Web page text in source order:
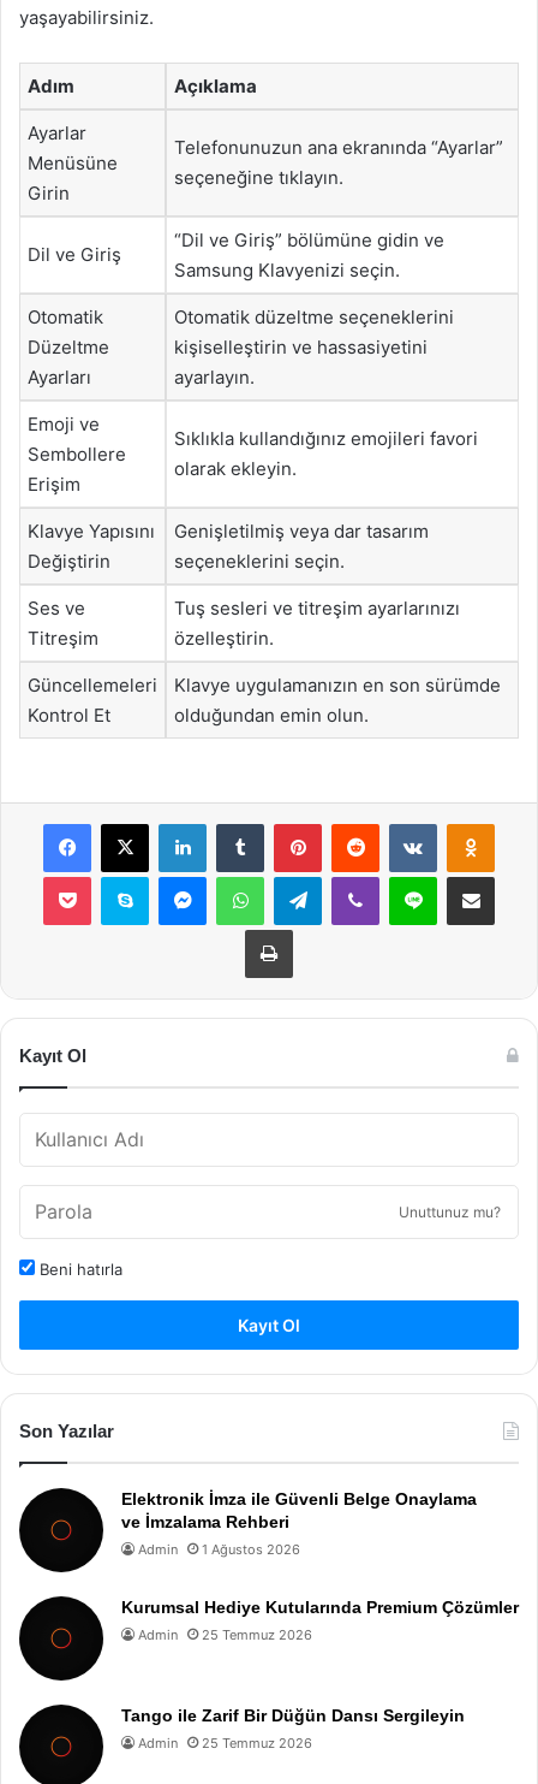
yaşayabilirsiniz.
Adım Açıklama
Ayarlar
Menüsüne
Girin
Telefonunuzun ana ekranında “Ayarlar”
seçeneğine tıklayın.
Dil ve Giriş
“Dil ve Giriş” bölümüne gidin ve
Samsung Klavyenizi seçin.
Otomatik
Düzeltme
Ayarları
Otomatik düzeltme seçeneklerini
kişiselleştirin ve hassasiyetini
ayarlayın.
Emoji ve
Sembollere
Erişim
Sıklıkla kullandığınız emojileri favori
olarak ekleyin.
Klavye Yapısını
Değiştirin
Genişletilmiş veya dar tasarım
seçeneklerini seçin.
Ses ve
Titreşim
Tuş sesleri ve titreşim ayarlarınızı
özelleştirin.
Güncellemeleri
Kontrol Et
Klavye uygulamanızın en son sürümde
olduğundan emin olun.
Facebook
X LinkedInTumblr PinterestReddit VKontakte
Pocket Skype MessengerWhatsAppTelegramViber Line E-Posta ile
Yazdır
Kayıt Ol
Unuttunuz mu?
Beni hatırla
Kayıt Ol
Son Yazılar
Elektronik İmza ile Güvenli Belge Onaylama
ve İmzalama Rehberi
Admin 1 Ağustos 2026
Kurumsal Hediye Kutularında Premium Çözümler
Admin 25 Temmuz 2026
Tango ile Zarif Bir Düğün Dansı Sergileyin
Admin 25 Temmuz 2026